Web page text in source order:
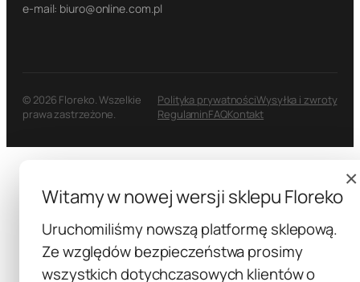
e-mail: biuro@online.com.pl
© 2026 Floreko. Wszelkie
prawa zastrzeżone.
Polityka prywatnościWysyłka i zwroty
RegulaminFAQKontakt
×
Witamy w nowej wersji sklepu Floreko
Uruchomiliśmy nowszą platformę sklepową.
Ze względów bezpieczeństwa prosimy
wszystkich dotychczasowych klientów o